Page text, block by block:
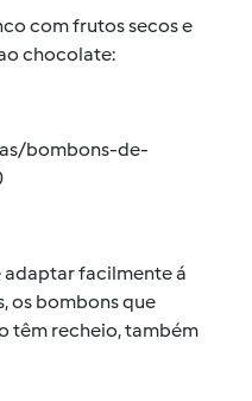
com frutos secos e
chocolate:
bombons-de-
adaptar facilmente á
os bombons que
têm recheio, também